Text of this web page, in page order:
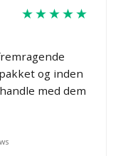
★★★★★
og inden
med dem